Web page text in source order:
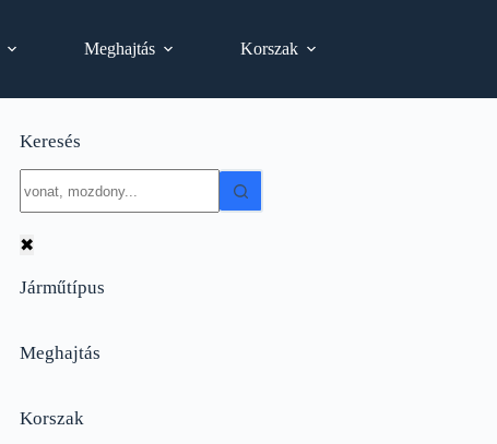
Meghajtás Korszak
Keresés
results
✖
Járműtípus
Meghajtás
Korszak